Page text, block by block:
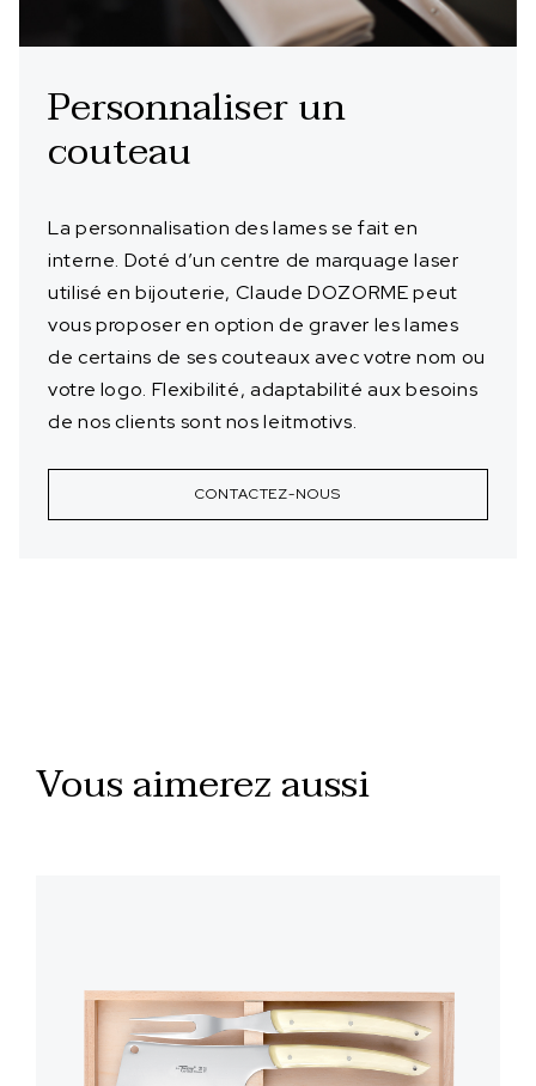
Personnaliser un
couteau
La personnalisation des lames se fait en
interne. Doté d’un centre de marquage laser
utilisé en bijouterie, Claude DOZORME peut
vous proposer en option de graver les lames
de certains de ses couteaux avec votre nom ou
votre logo. Flexibilité, adaptabilité aux besoins
de nos clients sont nos leitmotivs.
CONTACTEZ-NOUS
Vous aimerez aussi